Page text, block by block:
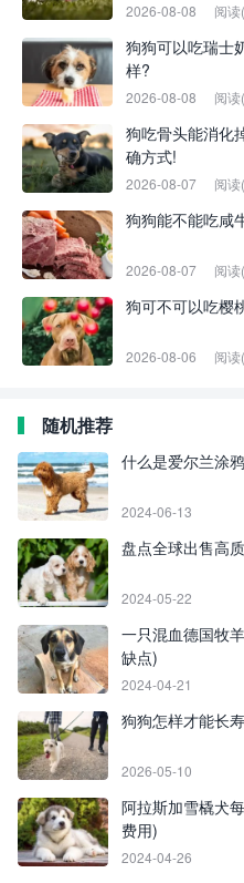
2026-08-08 阅读
狗狗可以吃瑞士
样?
2026-08-08 阅读
狗吃骨头能消化
确方式!
2026-08-07 阅
狗狗能不能吃咸
2026-08-07 阅
狗可不可以吃樱
2026-08-06 阅
随机推荐
什么是爱尔兰涂
2024-06-13
盘点全球出售高
2024-05-22
一只混血德国牧
缺点)
2024-04-21
狗狗怎样才能长
2026-05-10
阿拉斯加雪橇犬
费用)
2024-04-26